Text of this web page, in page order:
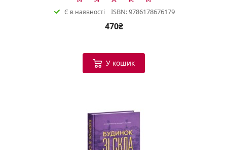
Є в наявності ISBN: 9786178676179
470₴
У кошик